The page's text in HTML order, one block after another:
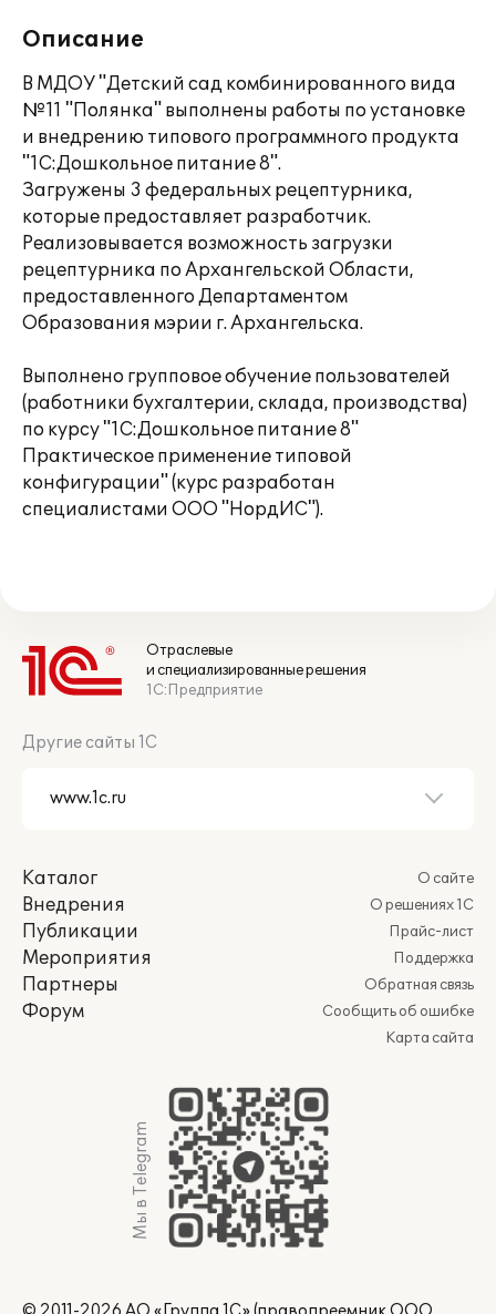
Описание
В МДОУ "Детский сад комбинированного вида
№11 "Полянка" выполнены работы по установке
и внедрению типового программного продукта
"1С:Дошкольное питание 8".
Загружены 3 федеральных рецептурника,
которые предоставляет разработчик.
Реализовывается возможность загрузки
рецептурника по Архангельской Области,
предоставленного Департаментом
Образования мэрии г. Архангельска.
Выполнено групповое обучение пользователей
(работники бухгалтерии, склада, производства)
по курсу "1С:Дошкольное питание 8"
Практическое применение типовой
конфигурации" (курс разработан
специалистами ООО "НордИС").
Отраслевые
и специализированные решения
1С:Предприятие
Другие сайты 1С
Каталог
Внедрения
Публикации
Мероприятия
Партнеры
Форум
О сайте
О решениях 1С
Прайс-лист
Поддержка
Обратная связь
Сообщить об ошибке
Карта сайта
Мы в Telegram